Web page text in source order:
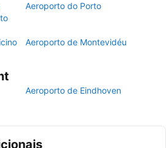
Aeroporto do Porto
Aeroporto de Montevidéu
Aeroporto de Eindhoven